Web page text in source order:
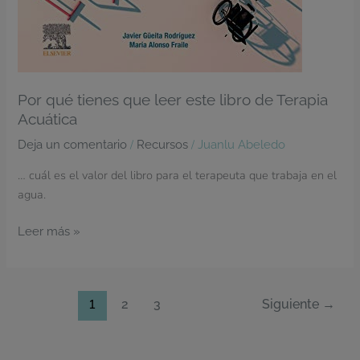
Por qué tienes que leer este libro de Terapia
Acuática
Deja un comentario / Recursos / Juanlu Abeledo
… cuál es el valor del libro para el terapeuta que trabaja en el
agua.
Leer más »
1 2 3 Siguiente →